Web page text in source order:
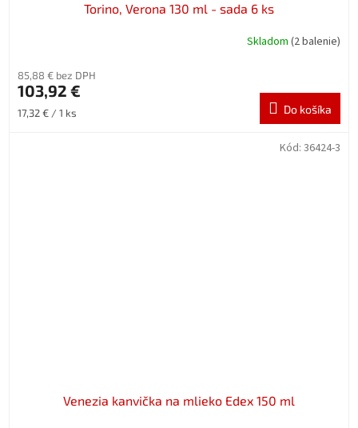
Torino, Verona 130 ml - sada 6 ks
Skladom (2 balenie)
85,88 € bez DPH
103,92 €
Jednotková
17,32 € / 1 ks Do košíka
Venezia kanvička na mlieko Edex 150 ml
Kód: 36424-3